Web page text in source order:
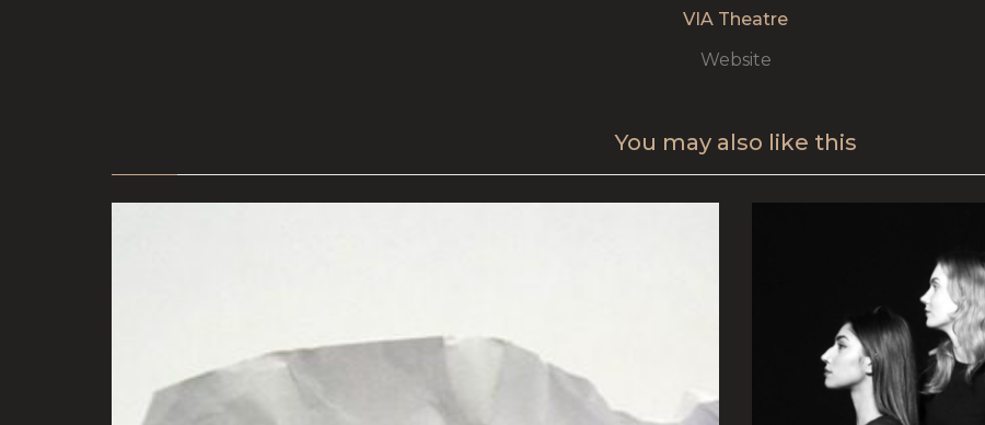
VIA Theatre
Website
You may also like this